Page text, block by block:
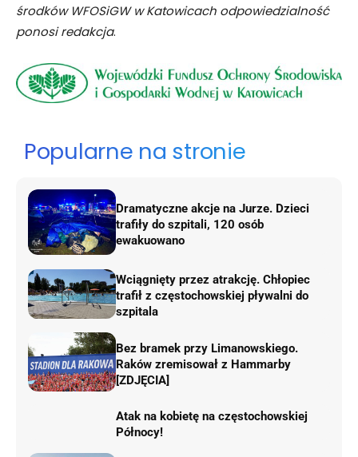
środków WFOSiGW w Katowicach odpowiedzialność
ponosi redakcja.
Popularne na stronie
Dramatyczne akcje na Jurze. Dzieci
trafiły do szpitali, 120 osób
ewakuowano
Wciągnięty przez atrakcję. Chłopiec
trafił z częstochowskiej pływalni do
szpitala
Bez bramek przy Limanowskiego.
Raków zremisował z Hammarby
[ZDJĘCIA]
Atak na kobietę na częstochowskiej
Północy!